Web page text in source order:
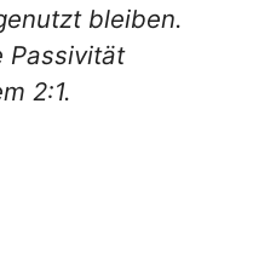
bleiben.
Passivität
2:1.